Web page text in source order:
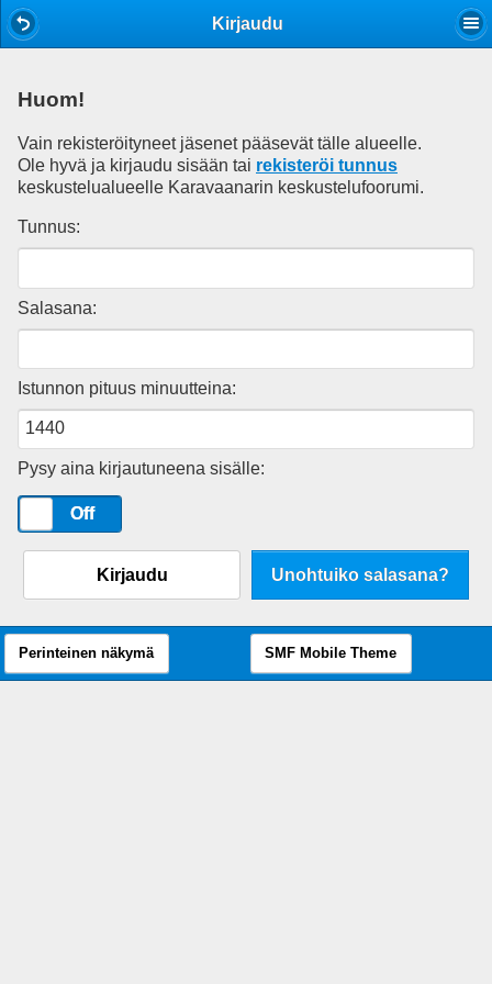
Kirjaudu
Huom!
Vain rekisteröityneet jäsenet pääsevät tälle alueelle.
Ole hyvä ja kirjaudu sisään tai rekisteröi tunnus
keskustelualueelle Karavaanarin keskustelufoorumi.
Tunnus:
Salasana:
Istunnon pituus minuutteina:
Pysy aina kirjautuneena sisälle:
Off
Kirjaudu Unohtuiko salasana?
Perinteinen näkymä SMF Mobile Theme